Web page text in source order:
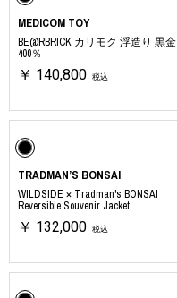
MEDICOM TOY
BE@RBRICK カリモク 浮造り 黒金
400％
￥ 140,800 税込
TRADMAN’S BONSAI
WILDSIDE × Tradman's BONSAI
Reversible Souvenir Jacket
￥ 132,000 税込